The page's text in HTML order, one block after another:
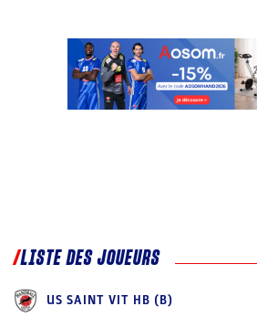
LISTE DES JOUEURS
US SAINT VIT HB (B)